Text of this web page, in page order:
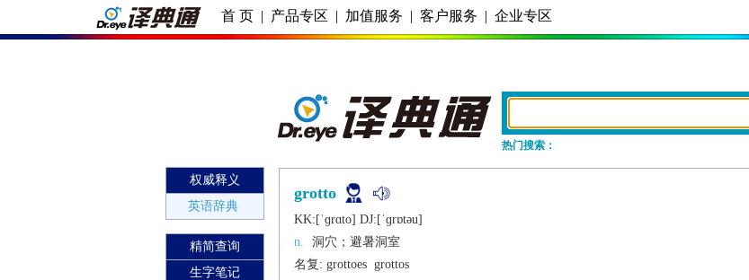
首 页 | 产品专区 | 加值服务 | 客户服务 | 企业专区
热门搜索：
权威释义
英语辞典
精简查询
生字笔记
grotto
KK:[ˈɡrɑto] DJ:[ˈɡrɒtǝu]
n.
洞穴；避暑洞室
名复: grottoes grottos